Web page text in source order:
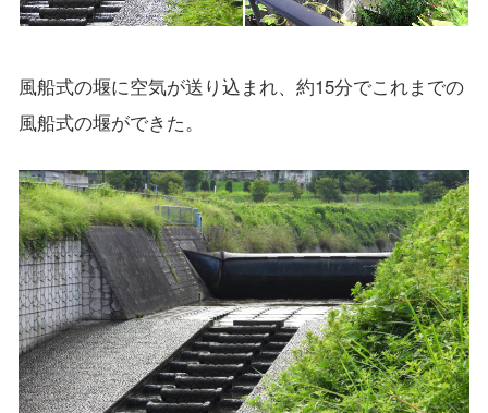
風船式の堰に空気が送り込まれ、約15分でこれまでの
風船式の堰ができた。